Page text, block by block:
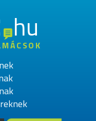
hu